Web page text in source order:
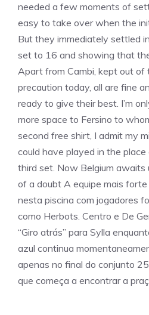
needed a few moments of
easy to take over when the
But they immediately settled
set to 16 and showing that
Apart from Cambi, kept out
precaution today, all are fine
ready to give their best. I’m
more space to Fersino to
second free shirt, I admit my
could have played in the
third set. Now Belgium
of a doubt A equipe mais
nesta piscina com jogadores
como Herbots. Centro e De
“Giro atrás” para Sylla
azul continua
apenas no final do conjunto
que começa a encontrar a